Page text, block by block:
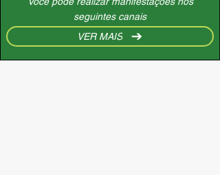
seguintes canais
VER MAIS